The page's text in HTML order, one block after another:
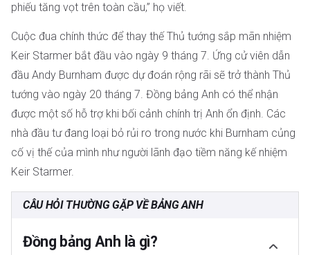
phiếu tăng vọt trên toàn cầu,” họ viết.
Cuộc đua chính thức để thay thế Thủ tướng sắp mãn nhiệm
Keir Starmer bắt đầu vào ngày 9 tháng 7. Ứng cử viên dẫn
đầu Andy Burnham được dự đoán rộng rãi sẽ trở thành Thủ
tướng vào ngày 20 tháng 7. Đồng bảng Anh có thể nhận
được một số hỗ trợ khi bối cảnh chính trị Anh ổn định. Các
nhà đầu tư đang loại bỏ rủi ro trong nước khi Burnham củng
cố vị thế của mình như người lãnh đạo tiềm năng kế nhiệm
Keir Starmer.
CÂU HỎI THƯỜNG GẶP VỀ BẢNG ANH
Đồng bảng Anh là gì?